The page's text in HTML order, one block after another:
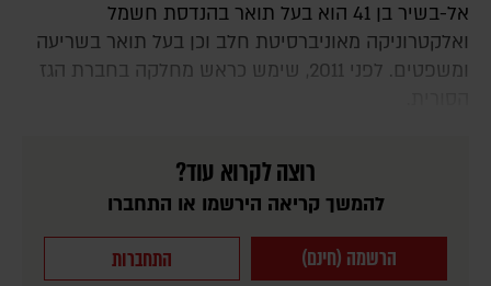
אל-בשיר בן 41 הוא בעל תואר בהנדסת חשמל
ואלקטרוניקה מאוניברסיטת חלב וכן בעל תואר בשריעה
ומשפטים. לפני 2011, שימש כראש מחלקה בחברת הגז
רוצה לקרוא עוד?
להמשך קריאה הירשמו או התחברו
הרשמה (חינם) התחברות